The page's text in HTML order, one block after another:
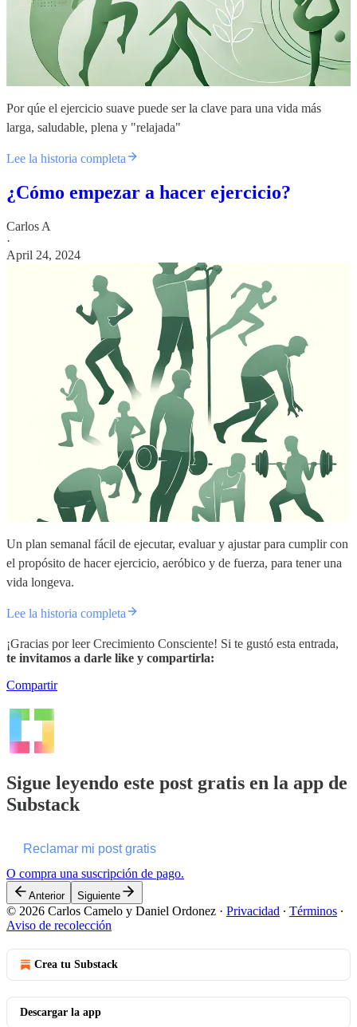
Por qúe el ejercicio suave puede ser la clave para una vida más
larga, saludable, plena y "relajada"
Lee la historia completa
¿Cómo empezar a hacer ejercicio?
Carlos A
·
April 24, 2024
Un plan semanal fácil de ejecutar, evaluar y ajustar para cumplir con
el propósito de hacer ejercicio, aeróbico y de fuerza, para tener una
vida longeva.
Lee la historia completa
¡Gracias por leer Crecimiento Consciente! Si te gustó esta entrada,
te invitamos a darle like y compartirla:
Compartir
Sigue leyendo este post gratis en la app de
Substack
Reclamar mi post gratis
O compra una suscripción de pago.
Anterior Siguiente
© 2026 Carlos Camelo y Daniel Ordonez · Privacidad ∙ Términos ∙
Aviso de recolección
Crea tu Substack
Descargar la app